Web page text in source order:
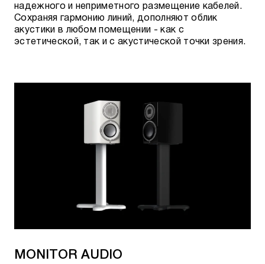
надежного и неприметного размещение кабелей.
Сохраняя гармонию линий, дополняют облик
акустики в любом помещении - как с
эстетической, так и с акустической точки зрения.
MONITOR AUDIO